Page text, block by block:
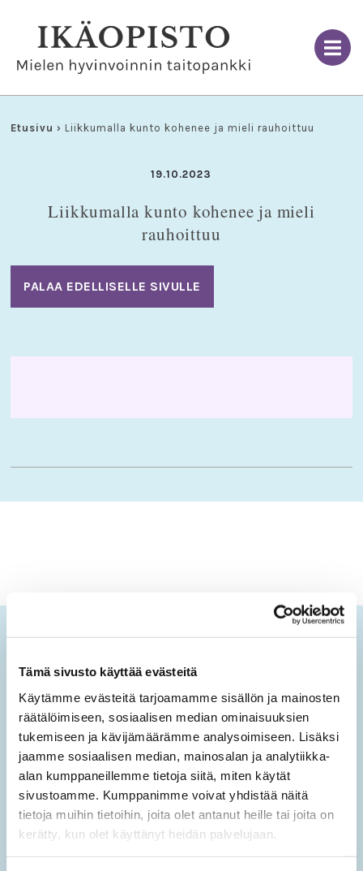
Tämä sivusto käyttää evästeitä
Käytämme evästeitä tarjoamamme sisällön ja mainosten
räätälöimiseen, sosiaalisen median ominaisuuksien
tukemiseen ja kävijämäärämme analysoimiseen. Lisäksi
jaamme sosiaalisen median, mainosalan ja analytiikka-
alan kumppaneillemme tietoja siitä, miten käytät
sivustoamme. Kumppanimme voivat yhdistää näitä
tietoja muihin tietoihin, joita olet antanut heille tai joita on
kerätty, kun olet käyttänyt heidän palvelujaan.
Etusivu › Liikkumalla kunto kohenee ja mieli rauhoittuu
19.10.2023
Liikkumalla kunto kohenee ja mieli
rauhoittuu
PALAA EDELLISELLE SIVULLE
Ikäopisto-uutiset
uusista sisällöistä sekä ajankohtaisista mielen
hyvinvoinnin teemoista.
Tilaa Ikäopisto -uutiset
SÄHKÖPOSTIOSOITE*